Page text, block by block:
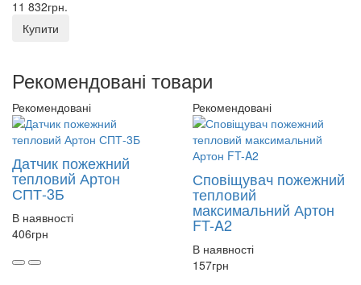
11 832грн.
Купити
Рекомендовані товари
Рекомендовані
Датчик пожежний
тепловий Артон
СПТ-3Б
В наявності
406грн
Рекомендовані
Сповіщувач пожежний
тепловий
максимальний Артон
FT-A2
В наявності
157грн